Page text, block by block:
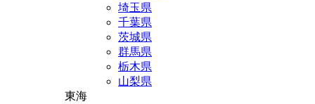
埼玉県
千葉県
茨城県
群馬県
栃木県
山梨県
東海